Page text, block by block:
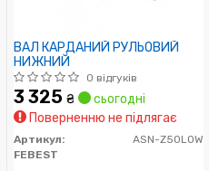
ВАЛ КАРДАНИЙ РУЛЬОВИЙ
НИЖНИЙ
0 відгуків
3 325 ₴
сьогодні
Поверненню не підлягає
Артикул:
ASN-Z50LOW
FEBEST